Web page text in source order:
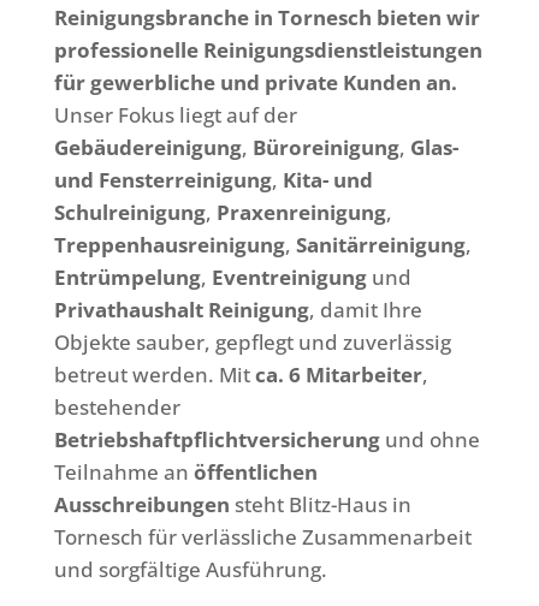
Reinigungsbranche in Tornesch bieten wir
professionelle Reinigungsdienstleistungen
für gewerbliche und private Kunden an.
Unser Fokus liegt auf der
Gebäudereinigung, Büroreinigung, Glas-
und Fensterreinigung, Kita- und
Schulreinigung, Praxenreinigung,
Treppenhausreinigung, Sanitärreinigung,
Entrümpelung, Eventreinigungund
Privathaushalt Reinigung, damit Ihre
Objekte sauber, gepflegt und zuverlässig
betreut werden. Mitca. 6 Mitarbeiter,
bestehender
Betriebshaftpflichtversicherungund ohne
Teilnahme an öffentlichen
Ausschreibungen steht Blitz-Haus in
Tornesch für verlässliche Zusammenarbeit
und sorgfältige Ausführung.